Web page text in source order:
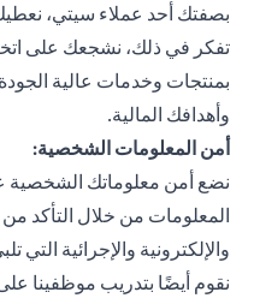
بصفتك أحد عملاء سيتي،
تفكر في ذلك، نشجعك على
بمنتجات وخدمات عالية
وأهدافك المالية.
أمن المعلومات الشخصية:
نضع أمن معلوماتك الشخصية
المعلومات من خلال التأكد من
والإلكترونية والإجرائية التي
نقوم أيضًا بتدريب موظفينا